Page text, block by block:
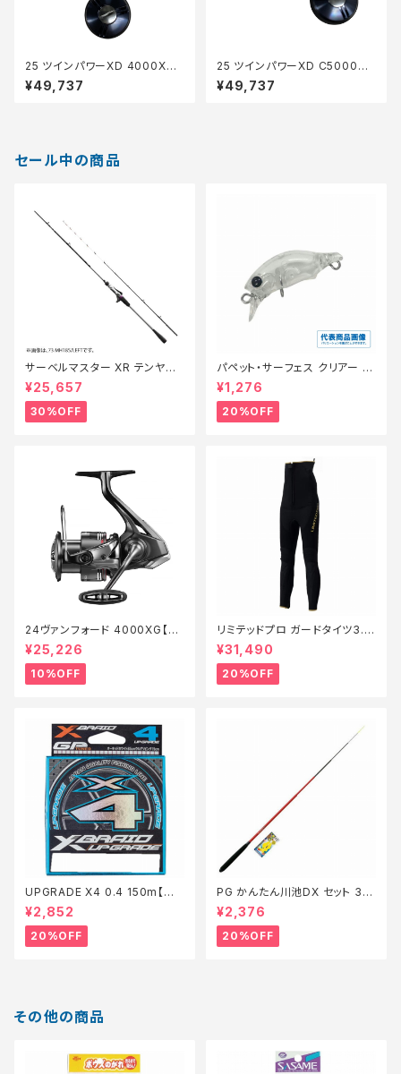
25 ツインパワーXD 4000XG
【中古品】
¥49,737
25 ツインパワーXD C5000XG
【中古品】
¥49,737
セール中の商品
サーベルマスター XR テンヤ
73MH 185R【特価ロッド】【30】
¥25,657
30%OFF
パペット・サーフェス クリアー 0
1【特価ルアー】【20】
¥1,276
20%OFF
24ヴァンフォード 4000XG【継
続セール_リール】【10】
¥25,226
10%OFF
リミテッドプロ ガードタイツ3.0
FI−540X 黒 LB【特価装備】【2
0】
¥31,490
20%OFF
UPGRADE X4 0.4 150m【特
価仕掛】【20】
¥2,852
20%OFF
PG かんたん川池DX セット 36
0【特価セット】【20】
¥2,376
20%OFF
その他の商品